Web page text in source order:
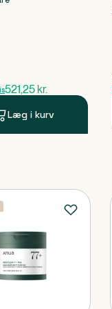
521,25 kr.
Læg i kurv